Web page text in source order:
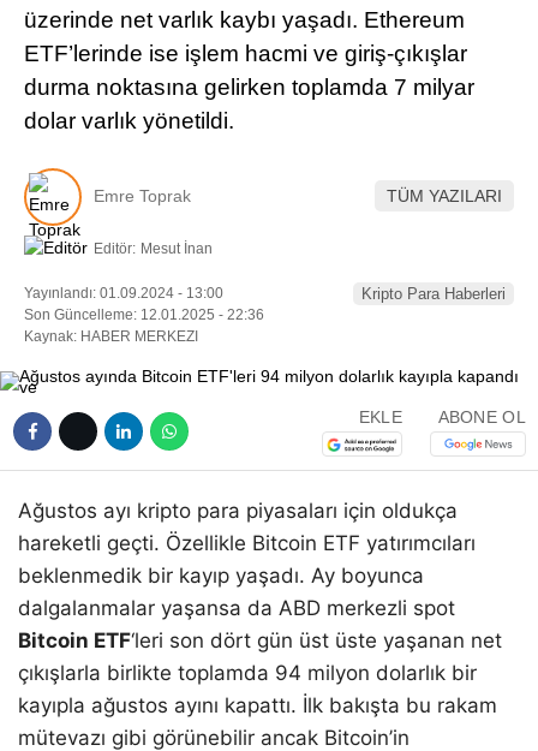
üzerinde net varlık kaybı yaşadı. Ethereum
ETF’lerinde ise işlem hacmi ve giriş-çıkışlar
durma noktasına gelirken toplamda 7 milyar
dolar varlık yönetildi.
Emre Toprak TÜM YAZILARI
Editör: Mesut İnan
Yayınlandı: 01.09.2024 - 13:00
Son Güncelleme: 12.01.2025 - 22:36
Kaynak: HABER MERKEZI
Kripto Para Haberleri
EKLE ABONE OL
Ağustos ayı kripto para piyasaları için oldukça
hareketli geçti. Özellikle Bitcoin ETF yatırımcıları
beklenmedik bir kayıp yaşadı. Ay boyunca
dalgalanmalar yaşansa da ABD merkezli spot
Bitcoin ETF‘leri son dört gün üst üste yaşanan net
çıkışlarla birlikte toplamda 94 milyon dolarlık bir
kayıpla ağustos ayını kapattı. İlk bakışta bu rakam
mütevazı gibi görünebilir ancak Bitcoin’in